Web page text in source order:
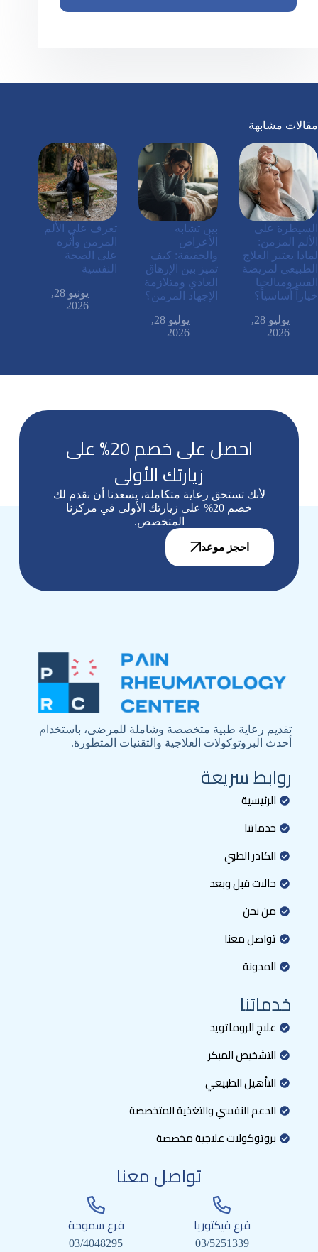
مقالات مشابهة
السيطرة على
الألم المزمن:
لماذا يعتبر العلاج
الطبيعي لمريضة
الفيبروميالجيا
خياراً أساسياً؟
يوليو 28,
2026
بين تشابه
الأعراض
والحقيقة: كيف
تميز بين الإرهاق
العادي ومتلازمة
الإجهاد المزمن؟
يوليو 28,
2026
تعرف علي الألم
المزمن وأثره
على الصحة
النفسية
يونيو 28,
2026
احصل على خصم 20% على
زيارتك الأولى
لأنك تستحق رعاية متكاملة، يسعدنا أن نقدم لك
خصم 20% على زيارتك الأولى في مركزنا
المتخصص.
احجز موعد
تقديم رعاية طبية متخصصة وشاملة للمرضى، باستخدام
أحدث البروتوكولات العلاجية والتقنيات المتطورة.
روابط سريعة
الرئيسية
خدماتنا
الكادر الطبي
حالات قبل وبعد
من نحن
تواصل معنا
المدونة
خدماتنا
علاج الروماتويد
التشخيص المبكر
التأهيل الطبيعي
الدعم النفسي والتغذية المتخصصة
بروتوكولات علاجية مخصصة
تواصل معنا
فرع فيكتوريا
03/5251339
فرع سموحة
03/4048295